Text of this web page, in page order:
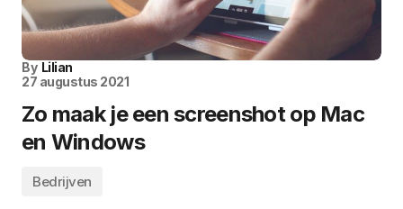
By Lilian
27 augustus 2021
Zo maak je een screenshot op Mac
en Windows
Bedrijven